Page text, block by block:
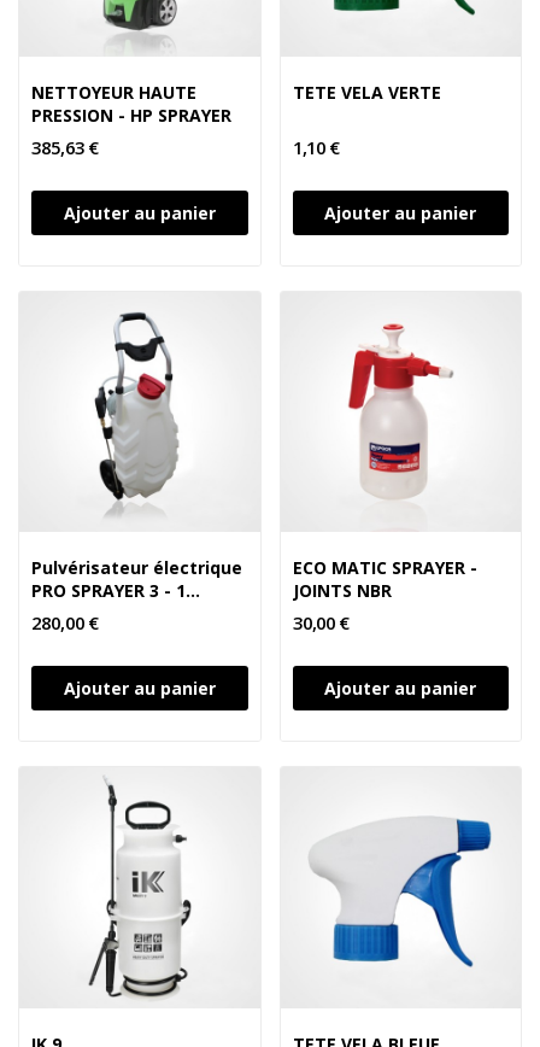
NETTOYEUR HAUTE
PRESSION - HP SPRAYER
385,63 €
Ajouter au panier
TETE VELA VERTE
1,10 €
Ajouter au panier
Pulvérisateur électrique
PRO SPRAYER 3 - 1
BATTERIE
280,00 €
Ajouter au panier
ECO MATIC SPRAYER -
JOINTS NBR
30,00 €
Ajouter au panier